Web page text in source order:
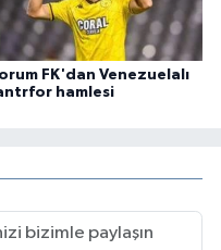
FK'dan Venezuelalı
hamlesi